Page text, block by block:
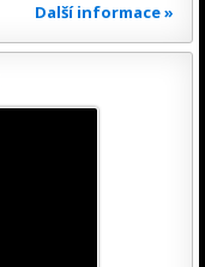
Další informace »